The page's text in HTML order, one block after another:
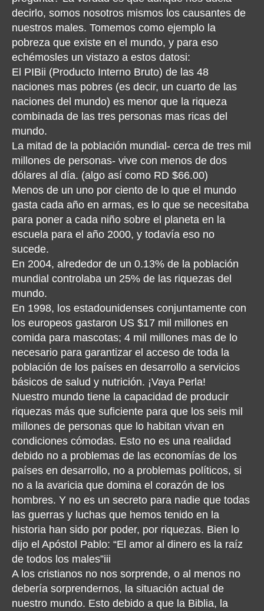
decirlo, somos nosotros mismos los causantes de
nuestros males. Tomemos como ejemplo la
pobreza que existe en el mundo, y para eso
echémosles un vistazo a estos datosi:
El PIBii (Producto Interno Bruto) de las 48
naciones mas pobres (es decir, un cuarto de las
naciones del mundo) es menor que la riqueza
combinada de las tres personas mas ricas del
mundo.
La mitad de la población mundial- cerca de tres mil
millones de personas- vive con menos de dos
dólares al día. (algo así como RD $66.00)
Menos de un uno por ciento de lo que el mundo
gasta cada año en armas, es lo que se necesitaba
para poner a cada niño sobre el planeta en la
escuela para el año 2000, y todavía eso no
sucede.
En 2004, alrededor de un 0.13% de la población
mundial controlaba un 25% de las riquezas del
mundo.
En 1998, los estadounidenses conjuntamente con
los europeos gastaron US $17 mil millones en
comida para mascotas; 4 mil millones mas de lo
necesario para garantizar el acceso de toda la
población de los países en desarrollo a servicios
básicos de salud y nutrición. ¡Vaya Perla!
Nuestro mundo tiene la capacidad de producir
riquezas más que suficiente para que los seis mil
millones de personas que lo habitan vivan en
condiciones cómodas. Esto no es una realidad
debido no a problemas de las economías de los
países en desarrollo, no a problemas políticos, si
no a la avaricia que domina el corazón de los
hombres. Y no es un secreto para nadie que todas
las guerras y luchas que hemos tenido en la
historia han sido por poder, por riquezas. Bien lo
dijo el Apóstol Pablo: “El amor al dinero es la raíz
de todos los males”iii
A los cristianos no nos sorprende, o al menos no
debería sorprendernos, la situación actual de
nuestro mundo. Esto debido a que la Biblia, la